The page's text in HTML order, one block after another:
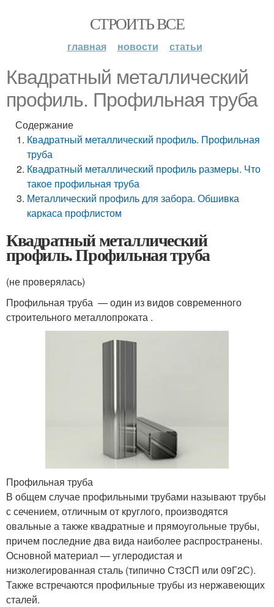
СТРОИТЬ ВСЕ
главная новости статьи
Квадратный металлический
профиль. Профильная труба
Содержание
Квадратный металлический профиль. Профильная
труба
Квадратный металлический профиль размеры. Что
такое профильная труба
Металлический профиль для забора. Обшивка
каркаса профлистом
Квадратный металлический
профиль. Профильная труба
(не проверялась)
Профильная труба — один из видов современного
строительного металлопроката .
Профильная труба
В общем случае профильными трубами называют трубы
с сечением, отличным от круглого, производятся
овальные а также квадратные и прямоугольные трубы,
причем последние два вида наиболее распространены.
Основной материал — углеродистая и
низколегированная сталь (типично Ст3СП или 09Г2С).
Также встречаются профильные трубы из нержавеющих
сталей.